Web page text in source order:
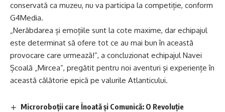
conservată ca muzeu, nu va participa la competiție, conform
G4Media.
„Nerăbdarea și emoțiile sunt la cote maxime, dar echipajul
este determinat să ofere tot ce au mai bun în această
provocare care urmează!”, a concluzionat echipajul Navei
Școală „Mircea”, pregătit pentru noi aventuri și experiențe în
această călătorie epică pe valurile Atlanticului.
Microroboții care Înoată și Comunică: O Revoluție